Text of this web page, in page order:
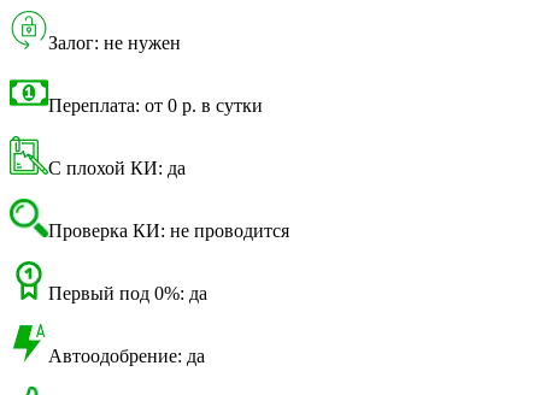
Залог: не нужен
Переплата: от 0 р. в сутки
С плохой КИ: да
Проверка КИ: не проводится
Первый под 0%: да
Автоодобрение: да